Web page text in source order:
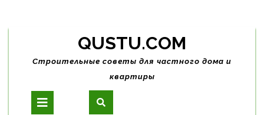
Skip
content
QUSTU.COM
Строительные советы для частного дома и
квартиры
Open